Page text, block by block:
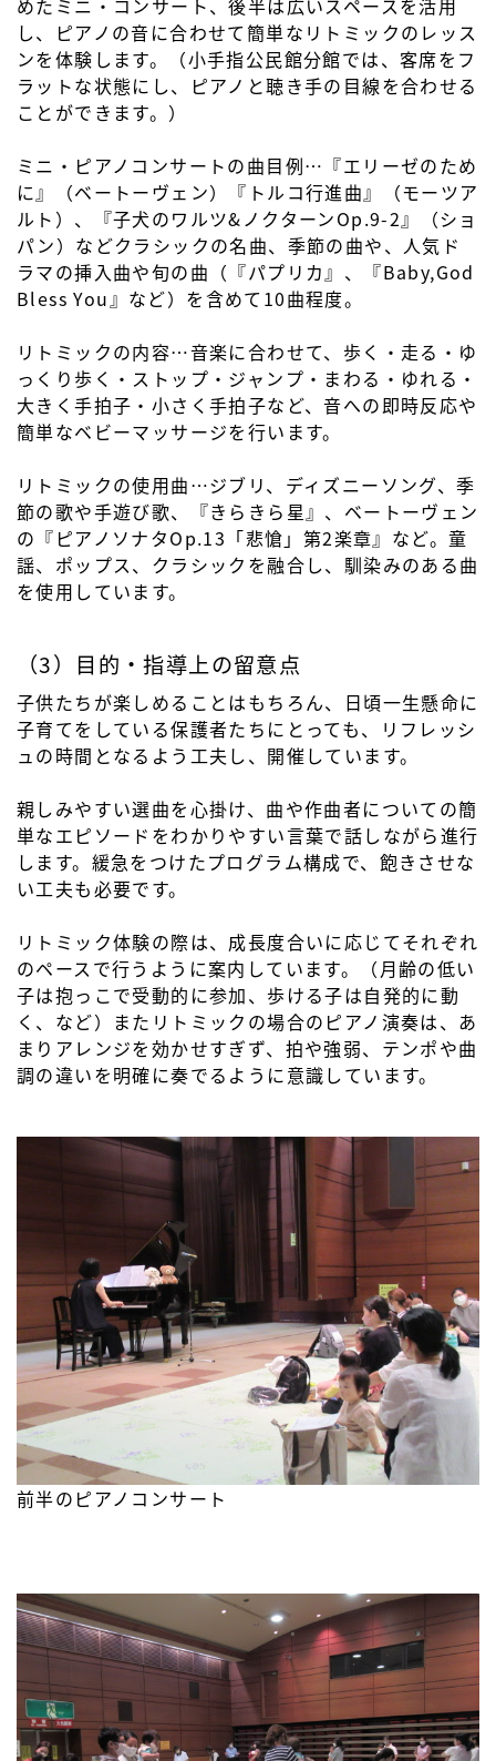
めたミニ・コンサート、後半は広いスペースを活用
し、ピアノの音に合わせて簡単なリトミックのレッス
ンを体験します。（小手指公民館分館では、客席をフ
ラットな状態にし、ピアノと聴き手の目線を合わせる
ことができます。）
ミニ・ピアノコンサートの曲目例…『エリーゼのため
に』（ベートーヴェン）『トルコ行進曲』（モーツア
ルト）、『子犬のワルツ&ノクターンOp.9-2』（ショ
パン）などクラシックの名曲、季節の曲や、人気ド
ラマの挿入曲や旬の曲（『パプリカ』、『Baby,God
Bless You』など）を含めて10曲程度。
リトミックの内容…音楽に合わせて、歩く・走る・ゆ
っくり歩く・ストップ・ジャンプ・まわる・ゆれる・
大きく手拍子・小さく手拍子など、音への即時反応や
簡単なベビーマッサージを行います。
リトミックの使用曲…ジブリ、ディズニーソング、季
節の歌や手遊び歌、『きらきら星』、ベートーヴェン
の『ピアノソナタOp.13「悲愴」第2楽章』など。童
謡、ポップス、クラシックを融合し、馴染みのある曲
を使用しています。
（3）目的・指導上の留意点
子供たちが楽しめることはもちろん、日頃一生懸命に
子育てをしている保護者たちにとっても、リフレッシ
ュの時間となるよう工夫し、開催しています。
親しみやすい選曲を心掛け、曲や作曲者についての簡
単なエピソードをわかりやすい言葉で話しながら進行
します。緩急をつけたプログラム構成で、飽きさせな
い工夫も必要です。
リトミック体験の際は、成長度合いに応じてそれぞれ
のペースで行うように案内しています。（月齢の低い
子は抱っこで受動的に参加、歩ける子は自発的に動
く、など）またリトミックの場合のピアノ演奏は、あ
まりアレンジを効かせすぎず、拍や強弱、テンポや曲
調の違いを明確に奏でるように意識しています。
前半のピアノコンサート